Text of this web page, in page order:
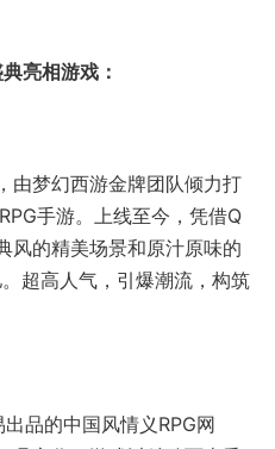
品的中国风情义RPG网
经典玩法，融洽的社交性以
受多家媒体力荐，数亿玩家
，邀你一起与歌同行，共话
精致清新的中国画风、丰富